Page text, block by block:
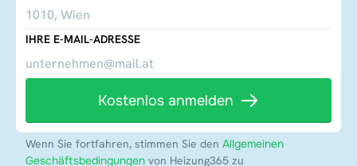
IHRE E-MAIL-ADRESSE
Kostenlos anmelden
Wenn Sie fortfahren, stimmen Sie den Allgemeinen
Geschäftsbedingungen von Heizung365 zu